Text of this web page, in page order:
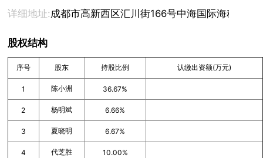
详细地址: 成都市高新西区汇川街166号中海国际海科大厦
股权结构
序号 股东 持股比例 认缴出资额(万元)
1 陈小洲 36.67%
2 杨明斌 6.66%
3 夏晓明 6.67%
4 代芝胜 10.00%